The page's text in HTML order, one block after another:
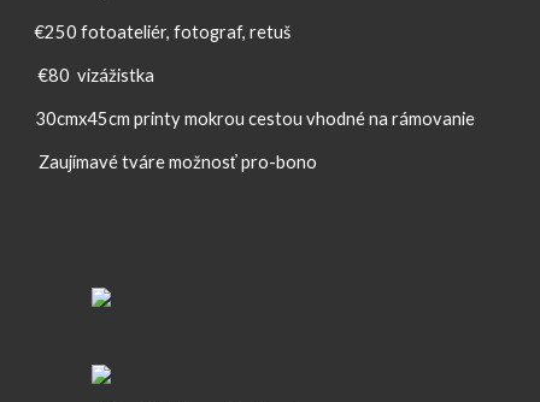
€250 fotoateliér, fotograf, retuš
€80  vizážistka
30cmx45cm printy mokrou cestou vhodné na rámovanie
Zaujímavé tváre možnosť pro-bono